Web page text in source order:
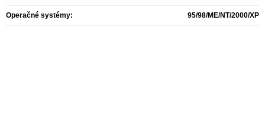
Operačné systémy: 95/98/ME/NT/2000/XP